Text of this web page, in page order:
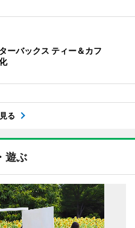
ーバックス ティー＆カフ
る
遊ぶ